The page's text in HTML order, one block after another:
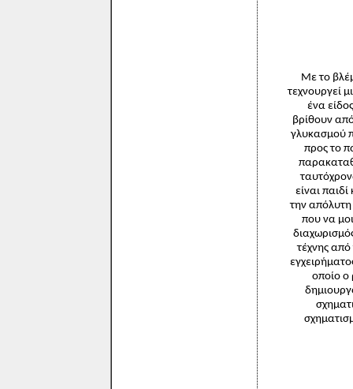
Με το
τεχνουργεί
ένα
βρίθουν
γλυκασμού
προς το
είναι
την απόλυτη
που να
τέχνης από
οποίο ο